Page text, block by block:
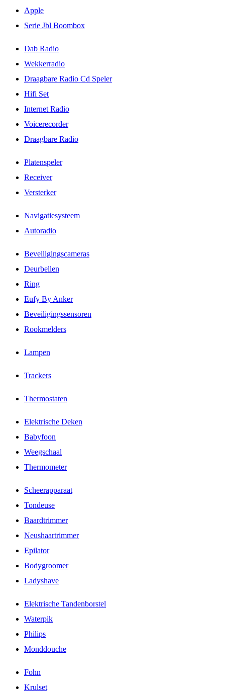
Apple
Serie Jbl Boombox
Dab Radio
Wekkerradio
Draagbare Radio Cd Speler
Hifi Set
Internet Radio
Voicerecorder
Draagbare Radio
Platenspeler
Receiver
Versterker
Navigatiesysteem
Autoradio
Beveiligingscameras
Deurbellen
Ring
Eufy By Anker
Beveiligingssensoren
Rookmelders
Lampen
Trackers
Thermostaten
Elektrische Deken
Babyfoon
Weegschaal
Thermometer
Scheerapparaat
Tondeuse
Baardtrimmer
Neushaartrimmer
Epilator
Bodygroomer
Ladyshave
Elektrische Tandenborstel
Waterpik
Philips
Monddouche
Fohn
Krulset